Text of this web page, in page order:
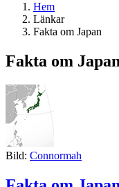
Hem
Länkar
Fakta om Japan
Fakta om Japan
Bild: Connormah